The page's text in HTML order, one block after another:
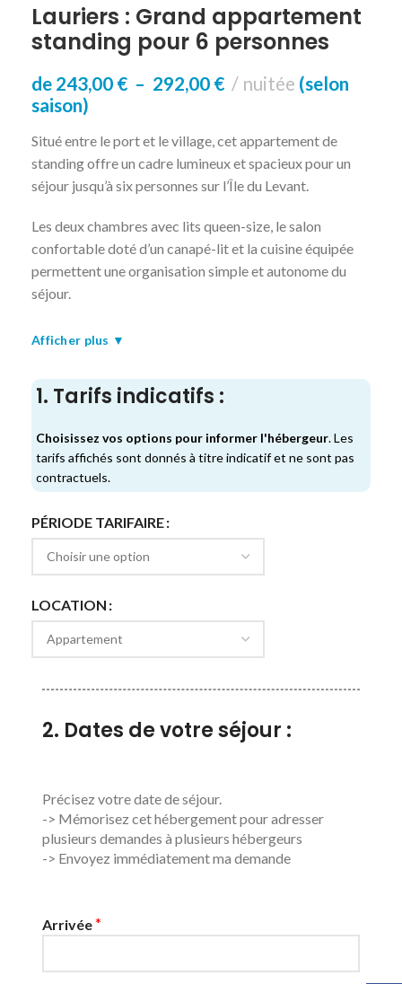
Lauriers : Grand appartement
standing pour 6 personnes
de 243,00 € – 292,00 € nuitée (selon
saison)
Situé entre le port et le village, cet appartement de
standing offre un cadre lumineux et spacieux pour un
séjour jusqu’à six personnes sur l’Île du Levant.
Les deux chambres avec lits queen-size, le salon
confortable doté d’un canapé-lit et la cuisine équipée
permettent une organisation simple et autonome du
séjour.
Le logement de plain-pied facilite l’accès à l’ensemble
terrasses prolongent les moments de détente en offrant
un panorama ouvert sur le jardin et la mer
confort constant, même en période estivale.
Sa position centrale permet de rejoindre facilement les
Un lieu pensé pour profiter pleinement du Levant, de
son atmosphère paisible et de son environnement
Afficher plus ▼
1. Tarifs indicatifs :
Choisissez vos options pour informer l'hébergeur. Les
tarifs affichés sont donnés à titre indicatif et ne sont pas
contractuels.
PÉRIODE TARIFAIRE
LOCATION
2. Dates de votre séjour :
Précisez votre date de séjour.
-> Mémorisez cet hébergement pour adresser
plusieurs demandes à plusieurs hébergeurs
-> Envoyez immédiatement ma demande
Arrivée*